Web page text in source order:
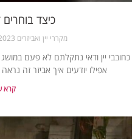
כיצד בוחרים
מקררי יין ואביזרים WineBar
כחובבי יין ודאי נתקלתם לא פעם
אפילו יודעים איך אביזר זה
קרא